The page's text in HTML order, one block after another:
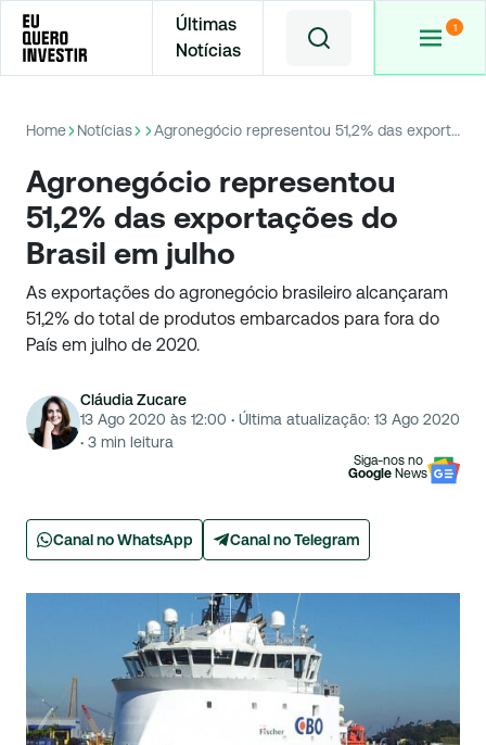
Últimas
Notícias
Home Notícias Agronegócio representou 51,2% das exportações do Brasil em julho
Agronegócio representou
51,2% das exportações do
Brasil em julho
As exportações do agronegócio brasileiro alcançaram
51,2% do total de produtos embarcados para fora do
País em julho de 2020.
Cláudia Zucare
13 Ago 2020 às 12:00 · Última atualização: 13 Ago 2020
· 3 min leitura
Siga-nos no
Google News
Canal no WhatsApp Canal no Telegram